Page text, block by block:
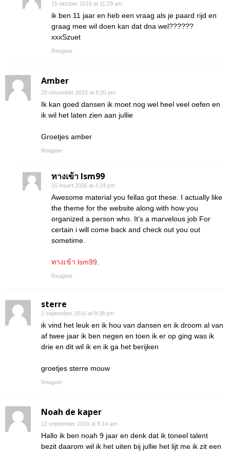
15 oktober 2016 at 11:23 am
ik ben 11 jaar en heb een vraag als je paard rijd en
graag mee wil doen kan dat dna wel??????
xxxSzuet
Reageer
Amber
29 november 2015 at 8:20 pm
Ik kan goed dansen ik moet nog wel heel veel oefen en
ik wil het laten zien aan jullie
Groetjes amber
Reageer
ทางเข้า lsm99
15 maart 2026 at 4:24 pm
Awesome material you fellas got these. I actually like
the theme for the website along with how you
organized a person who. It’s a marvelous job For
certain i will come back and check out you out
sometime.
ทางเข้า lsm99.
Reageer
sterre
2 september 2016 at 9:38 pm
ik vind het leuk en ik hou van dansen en ik droom al van
af twee jaar ik ben negen en toen ik er op ging was ik
drie en dit wil ik en ik ga het berijken
groetjes sterre mouw
Reageer
Noah de kaper
12 september 2016 at 8:14 am
Hallo ik ben noah 9 jaar en denk dat ik toneel talent
bezit daarom wil ik het uiten bij jullie het lijt me ik zit een